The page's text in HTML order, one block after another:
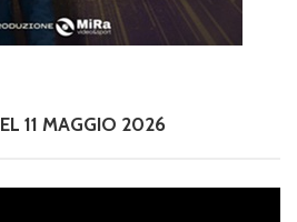
11 MAGGIO 2026